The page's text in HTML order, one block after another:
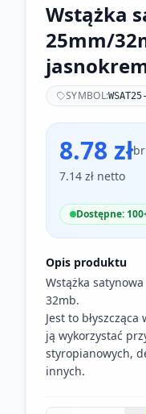
Wstążka
25mm/
SYMBOL:
8.78 zł
7.14 zł netto
Dostępne:
Opis produktu
Wstążka
32mb.
Jest to
ją wykorzystać
styropianowych,
innych.